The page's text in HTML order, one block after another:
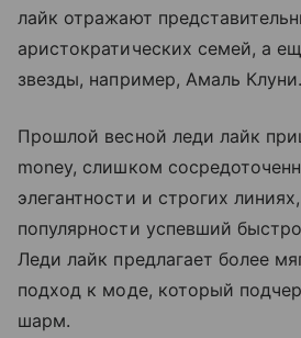
лайк отражают
аристократических семей, а
звезды, например, Амаль Клуни.
Прошлой весной леди лайк
money, слишком
элегантности и строгих
популярности успевший
Леди лайк предлагает более
подход к моде, который
шарм.